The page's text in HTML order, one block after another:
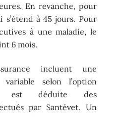
En revanche, pour
s’étend à 45 jours. Pour
à une maladie, le
6 mois.
incluent une
variable selon l’option
est déduite des
par Santévet. Un